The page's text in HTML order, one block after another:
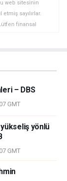
web sitesinin
sayılırlar.
finansal
ticaretini tercih
edilen görüşler
ifade
FXStreet
analiz, fiyatlar
çalışanlar,
yorumu olarak
ortaya
– DBS
GMT
yükseliş yönlü
GMT